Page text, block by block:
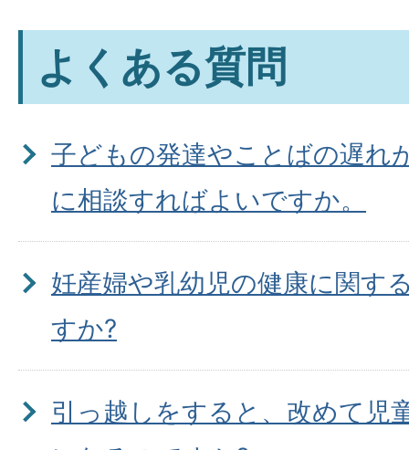
よくある質問
子どもの発達やことばの遅れ
に相談すればよいですか。
妊産婦や乳幼児の健康に関す
すか?
引っ越しをすると、改めて児